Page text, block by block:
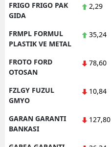
FRIGO FRIGO PAK
GIDA
2,29
FRMPL FORMUL
PLASTIK VE METAL
35,24
FROTO FORD
OTOSAN
78,60
FZLGY FUZUL
GMYO
10,84
GARAN GARANTI
BANKASI
127,80